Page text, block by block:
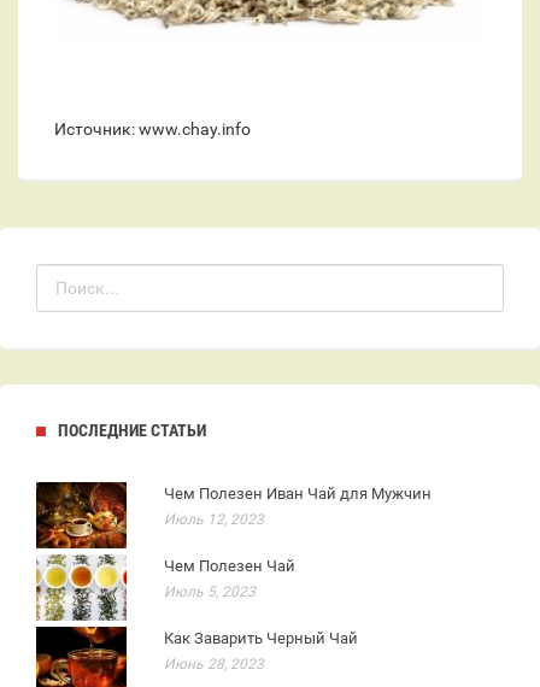
Источник: www.chay.info
ПОСЛЕДНИЕ СТАТЬИ
Чем Полезен Иван Чай для Мужчин
Июль 12, 2023
Чем Полезен Чай
Июль 5, 2023
Как Заварить Черный Чай
Июнь 28, 2023